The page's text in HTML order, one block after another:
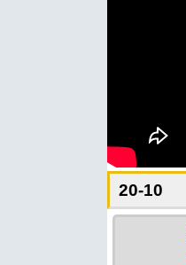
20-10